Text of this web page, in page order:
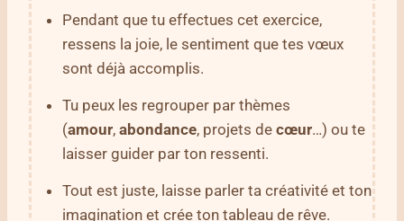
Pendant que tu effectues cet exercice,
ressens la joie, le sentiment que tes vœux
sont déjà accomplis.
Tu peux les regrouper par thèmes
(amour, abondance, projets de cœur…) ou te
laisser guider par ton ressenti.
Tout est juste, laisse parler ta créativité et ton
imagination et crée ton tableau de rêve.